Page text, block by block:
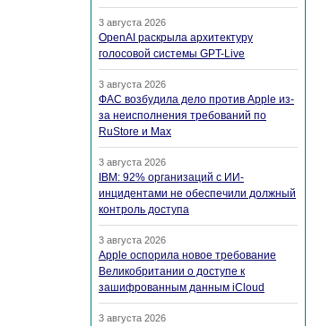
3 августа 2026
OpenAI раскрыла архитектуру
голосовой системы GPT-Live
3 августа 2026
ФАС возбудила дело против Apple из-
за неисполнения требований по
RuStore и Max
3 августа 2026
IBM: 92% организаций с ИИ-
инцидентами не обеспечили должный
контроль доступа
3 августа 2026
Apple оспорила новое требование
Великобритании о доступе к
зашифрованным данным iCloud
3 августа 2026